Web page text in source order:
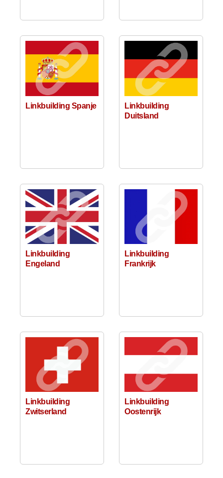
Linkbuilding Spanje
Linkbuilding
Duitsland
Linkbuilding
Engeland
Linkbuilding
Frankrijk
Linkbuilding
Zwitserland
Linkbuilding
Oostenrijk